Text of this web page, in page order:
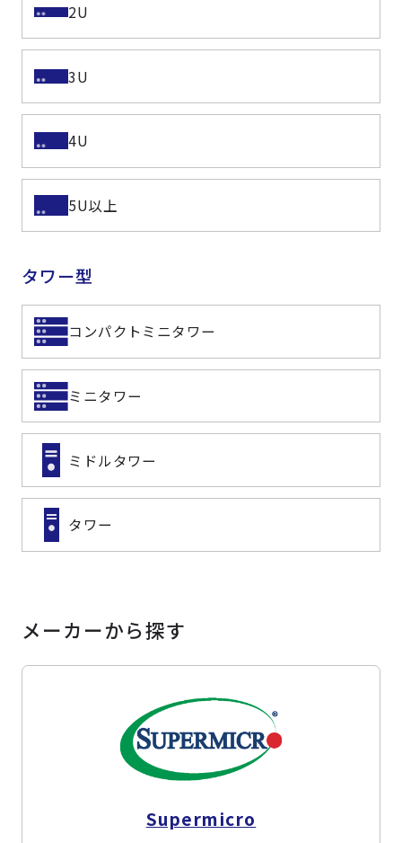
2U
3U
4U
5U以上
タワー型
コンパクトミニタワー
ミニタワー
ミドルタワー
タワー
メーカーから探す
Supermicro